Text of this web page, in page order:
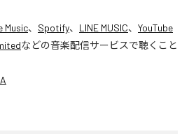
Music、 Spotify、 LINE MUSIC、 YouTube
などの音楽配信サービスで聴くこと